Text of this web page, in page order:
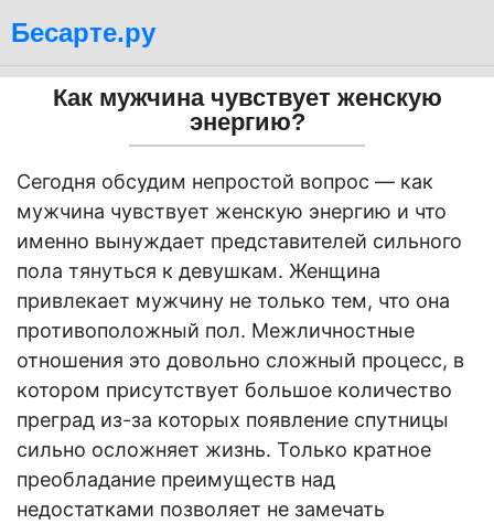
Бесарте.ру
Как мужчина чувствует женскую
энергию?
Сегодня обсудим непростой вопрос — как
мужчина чувствует женскую энергию и что
именно вынуждает представителей сильного
пола тянуться к девушкам. Женщина
привлекает мужчину не только тем, что она
противоположный пол. Межличностные
отношения это довольно сложный процесс, в
котором присутствует большое количество
преград из-за которых появление спутницы
сильно осложняет жизнь. Только кратное
преобладание преимуществ над
недостатками позволяет не замечать